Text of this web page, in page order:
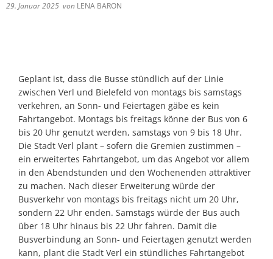
29. Januar 2025 von LENA BARON
Geplant ist, dass die Busse stündlich auf der Linie
zwischen Verl und Bielefeld von montags bis samstags
verkehren, an Sonn- und Feiertagen gäbe es kein
Fahrtangebot. Montags bis freitags könne der Bus von 6
bis 20 Uhr genutzt werden, samstags von 9 bis 18 Uhr.
Die Stadt Verl plant – sofern die Gremien zustimmen –
ein erweitertes Fahrtangebot, um das Angebot vor allem
in den Abendstunden und den Wochenenden attraktiver
zu machen. Nach dieser Erweiterung würde der
Busverkehr von montags bis freitags nicht um 20 Uhr,
sondern 22 Uhr enden. Samstags würde der Bus auch
über 18 Uhr hinaus bis 22 Uhr fahren. Damit die
Busverbindung an Sonn- und Feiertagen genutzt werden
kann, plant die Stadt Verl ein stündliches Fahrtangebot